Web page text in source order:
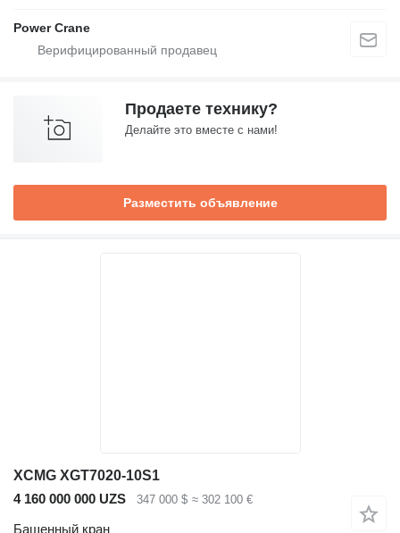
Power Crane
Продаете технику?
Делайте это вместе с нами!
Разместить объявление
XCMG XGT7020-10S1
4 160 000 000 UZS
347 000 $ ≈ 302 100 €
Башенный кран